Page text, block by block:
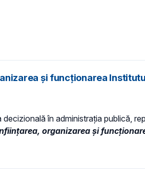
şi funcţionarea
în administraţia publică,
organizarea şi